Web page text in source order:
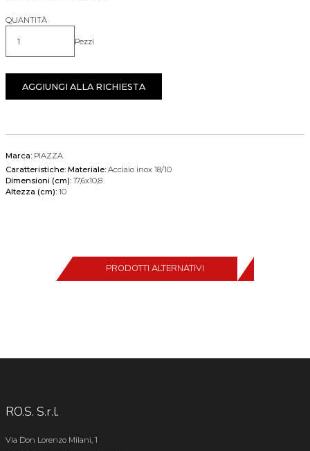
QUANTITÀ
Quantità Pezzi
AGGIUNGI ALLA RICHIESTA
Marca: PIAZZA
Caratteristiche: Materiale: Acciaio inox 18/10
Dimensioni (cm): 17,6x10,8
Altezza (cm): 10
PRODOTTI ALTERNATIVI
RO.S. S.r.l.
Via Don Lorenzo Milani, 1